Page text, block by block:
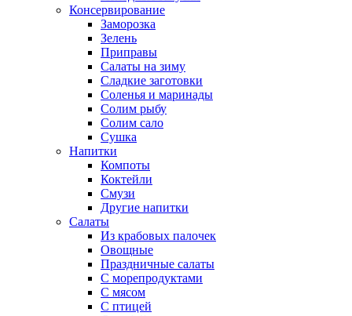
Консервирование
Заморозка
Зелень
Приправы
Салаты на зиму
Сладкие заготовки
Соленья и маринады
Солим рыбу
Солим сало
Сушка
Напитки
Компоты
Коктейли
Смузи
Другие напитки
Салаты
Из крабовых палочек
Овощные
Праздничные салаты
С морепродуктами
С мясом
С птицей